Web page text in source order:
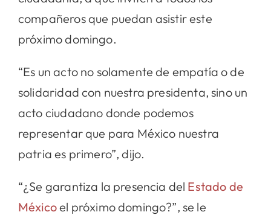
compañeros que puedan asistir este
próximo domingo.
“Es un acto no solamente de empatía o de
solidaridad con nuestra presidenta, sino un
acto ciudadano donde podemos
representar que para México nuestra
patria es primero”, dijo.
“¿Se garantiza la presencia del Estado de
Méxicoel próximo domingo?”, se le